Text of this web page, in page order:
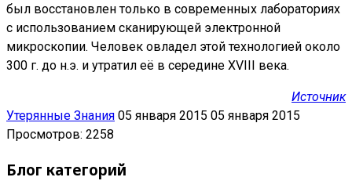
был восстановлен только в современных лабораториях
с использованием сканирующей электронной
микроскопии. Человек овладел этой технологией около
300 г. до н.э. и утратил её в середине XVIII века.
Источник
Утерянные Знания 05 января 2015 05 января 2015
Просмотров: 2258
Блог категорий